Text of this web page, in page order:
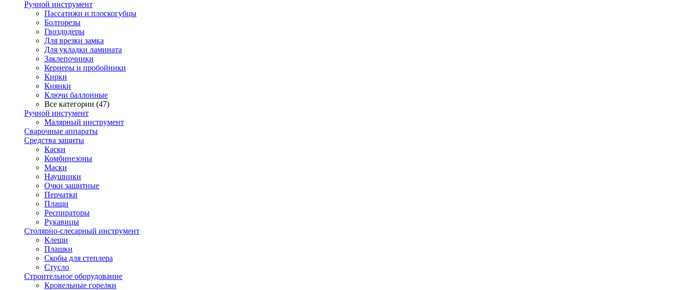
Ручной инструмент
Пассатижи и плоскогубцы
Болторезы
Гвоздодеры
Для врезки замка
Для укладки ламината
Заклепочники
Кернеры и пробойники
Кирки
Киянки
Ключи баллонные
Все категории (47)
Ручной инстумент
Малярный инструмент
Сварочные аппараты
Средства защиты
Каски
Комбинезоны
Маски
Наушники
Очки защитные
Перчатки
Плащи
Респираторы
Рукавицы
Столярно-слесарный инструмент
Клещи
Плашки
Скобы для степлера
Стусло
Строительное оборудование
Кровельные горелки